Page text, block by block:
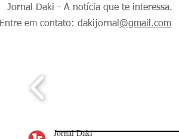
Jornal Daki - A notícia que te interessa.
Entre em contato: dakijornal @gmail.com
Jornal Daki